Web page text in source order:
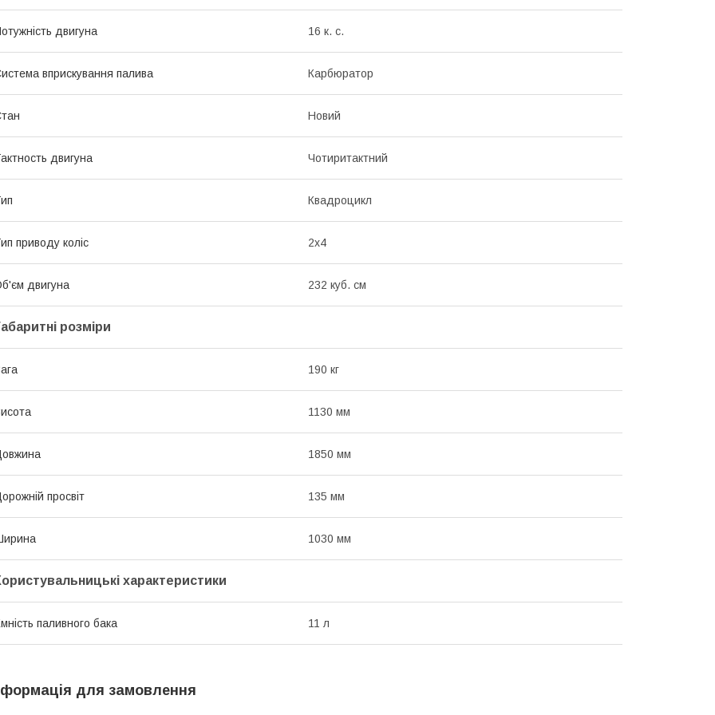
двигуна 16 к. с.
вприскування палива Карбюратор
Новий
двигуна Чотиритактний
Квадроцикл
приводу коліс 2х4
двигуна 232 куб. см
розміри
190 кг
1130 мм
1850 мм
просвіт 135 мм
1030 мм
характеристики
паливного бака 11 л
для замовлення